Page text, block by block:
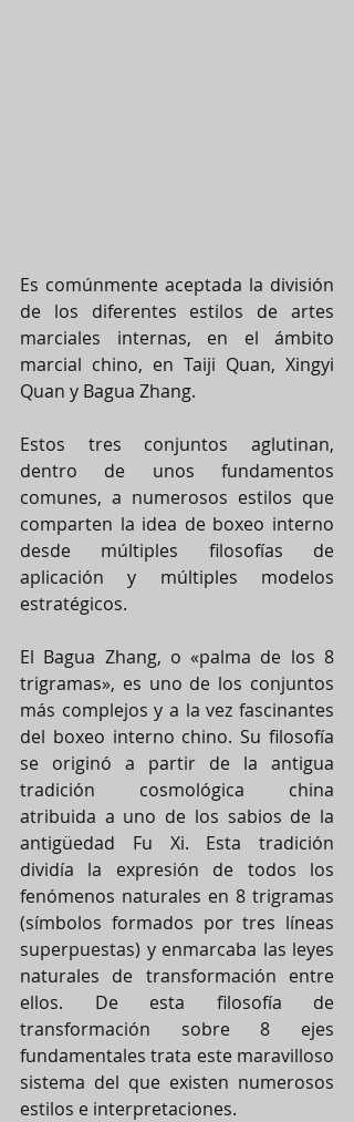
Es comúnmente aceptada la división
de los diferentes estilos de artes
marciales internas, en el ámbito
marcial chino, en Taiji Quan, Xingyi
Quan y Bagua Zhang.
Estos tres conjuntos aglutinan,
dentro de unos fundamentos
comunes, a numerosos estilos que
comparten la idea de boxeo interno
desde múltiples filosofías de
aplicación y múltiples modelos
estratégicos.
El Bagua Zhang, o «palma de los 8
trigramas», es uno de los conjuntos
más complejos y a la vez fascinantes
del boxeo interno chino. Su filosofía
se originó a partir de la antigua
tradición cosmológica china
atribuida a uno de los sabios de la
antigüedad Fu Xi. Esta tradición
dividía la expresión de todos los
fenómenos naturales en 8 trigramas
(símbolos formados por tres líneas
superpuestas) y enmarcaba las leyes
naturales de transformación entre
ellos. De esta filosofía de
transformación sobre 8 ejes
fundamentales trata este maravilloso
sistema del que existen numerosos
estilos e interpretaciones.